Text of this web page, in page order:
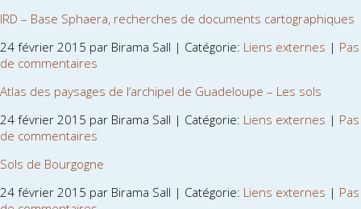
IRD – Base Sphaera, recherches de documents cartographiques
24 février 2015 par Birama Sall | Catégorie: Liens externes | Pas
de commentaires
Atlas des paysages de l’archipel de Guadeloupe – Les sols
24 février 2015 par Birama Sall | Catégorie: Liens externes | Pas
de commentaires
Sols de Bourgogne
24 février 2015 par Birama Sall | Catégorie: Liens externes | Pas